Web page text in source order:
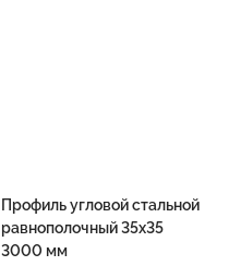
Профиль угловой стальной
равнополочный 35х35
3000 мм